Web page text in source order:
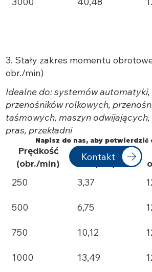
3. Stały zakres momentu
obr./min)
Idealne do: systemów
przenośników rolkowych,
taśmowych, maszyn odwijających,
pras, przekładni
Prędkość
(obr./min)
Moc wyjściowa
(kW)
250
3,37
500 6,75
750 10,12
1000 13,49
Napisz do nas, aby potwierdzić
Kontakt